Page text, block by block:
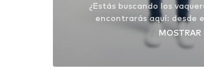
¿Estás buscando los
encontrarás aquí: desde
MOSTRAR